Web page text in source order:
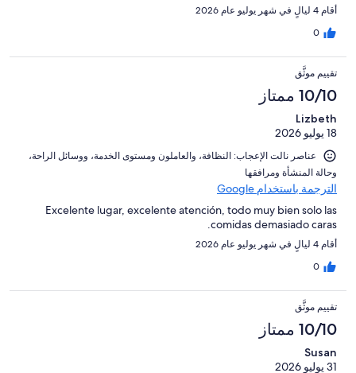
أقام 4 ليالٍ في شهر يوليو عام 2026
0
تقييم موثَّق
10/10 ممتاز
Lizbeth
18 يوليو 2026
عناصر نالت الإعجاب: ⁦النظافة⁩، و⁦العاملون ومستوى الخدمة⁩، و⁦وسائل الراحة⁩،
الترجمة باستخدام Google
Excelente lugar, excelente atención, todo muy bien solo las
comidas demasiado caras.
أقام 4 ليالٍ في شهر يوليو عام 2026
0
تقييم موثَّق
10/10 ممتاز
Susan
31 يوليو 2026